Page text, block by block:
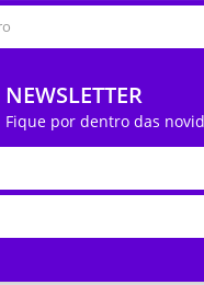
NEWSLETTER
Fique por dentro das